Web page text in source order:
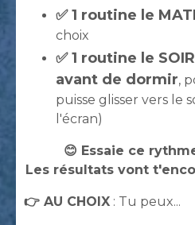
✅ 1 routine le
choix
✅ 1 routine le SOIR
avant de dormir,
puisse glisser vers le
l'écran)
😊 Essaie ce
Les résultats vont
👉 AU CHOIX : Tu peux...